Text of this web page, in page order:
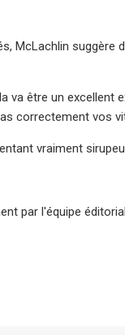
McLachlin suggère
va être un excellent
correctement vos
vraiment
par l'équipe